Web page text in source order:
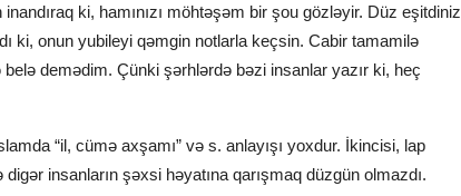
ki, hamınızı möhtəşəm bir şou gözləyir. Düz eşitdiniz
ki, onun yubileyi qəmgin notlarla keçsin. Cabir tamamilə
demədim. Çünki şərhlərdə bəzi insanlar yazır ki, heç
“il, cümə axşamı” və s. anlayışı yoxdur. İkincisi, lap
insanların şəxsi həyatına qarışmaq düzgün olmazdı.